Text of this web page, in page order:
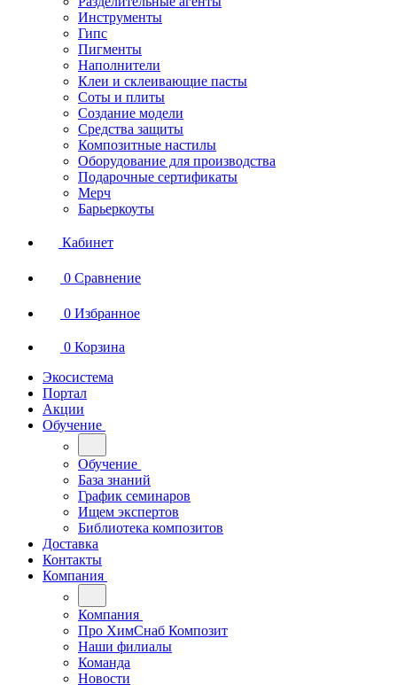
Инструменты
Гипс
Пигменты
Наполнители
Клеи и склеивающие пасты
Соты и плиты
Создание модели
Средства защиты
Композитные настилы
Оборудование для производства
Подарочные сертификаты
Мерч
Барьеркоуты
Кабинет
0 Сравнение
0 Избранное
0 Корзина
Экосистема
Портал
Акции
Обучение
Обучение
База знаний
График семинаров
Ищем экспертов
Библиотека композитов
Доставка
Контакты
Компания
Компания
Про ХимСнаб Композит
Наши филиалы
Команда
Новости